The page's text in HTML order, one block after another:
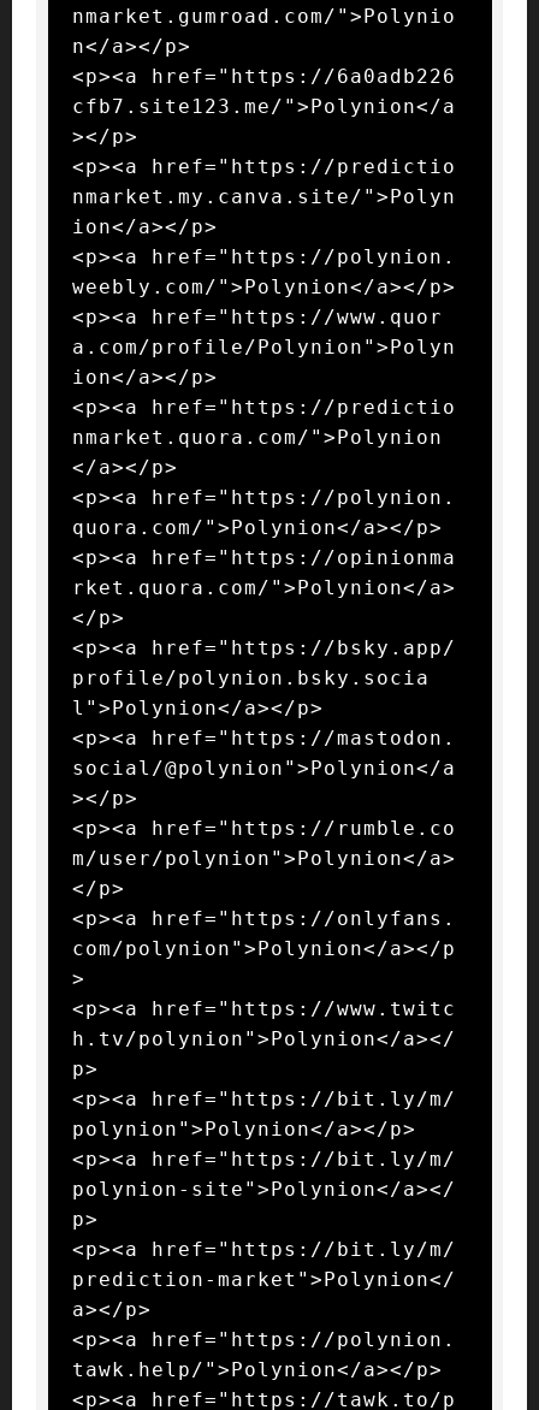
nmarket.gumroad.com/">Polynio
n</a></p>
<p><a href="https://6a0adb226
cfb7.site123.me/">Polynion</a
></p>
<p><a href="https://predictio
nmarket.my.canva.site/">Polyn
ion</a></p>
<p><a href="https://polynion.
weebly.com/">Polynion</a></p>
<p><a href="https://www.quor
a.com/profile/Polynion">Polyn
ion</a></p>
<p><a href="https://predictio
nmarket.quora.com/">Polynion
</a></p>
<p><a href="https://polynion.
quora.com/">Polynion</a></p>
<p><a href="https://opinionma
rket.quora.com/">Polynion</a>
</p>
<p><a href="https://bsky.app/
profile/polynion.bsky.socia
l">Polynion</a></p>
<p><a href="https://mastodon.
social/@polynion">Polynion</a
></p>
<p><a href="https://rumble.co
m/user/polynion">Polynion</a>
</p>
<p><a href="https://onlyfans.
com/polynion">Polynion</a></p
>
<p><a href="https://www.twitc
h.tv/polynion">Polynion</a></
p>
<p><a href="https://bit.ly/m/
polynion">Polynion</a></p>
<p><a href="https://bit.ly/m/
polynion-site">Polynion</a></
p>
<p><a href="https://bit.ly/m/
prediction-market">Polynion</
a></p>
<p><a href="https://polynion.
tawk.help/">Polynion</a></p>
<p><a href="https://tawk.to/p